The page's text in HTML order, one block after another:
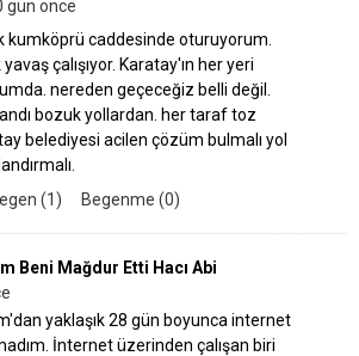
gün önce
kumköprü caddesinde oturuyorum.
çalışıyor. Karatay'ın her yeri
nereden geçeceğiz belli değil.
bozuk yollardan. her taraf toz
belediyesi acilen çözüm bulmalı yol
(1) Begenme (0)
Beni Mağdur Etti Hacı Abi
yaklaşık 28 gün boyunca internet
İnternet üzerinden çalışan biri